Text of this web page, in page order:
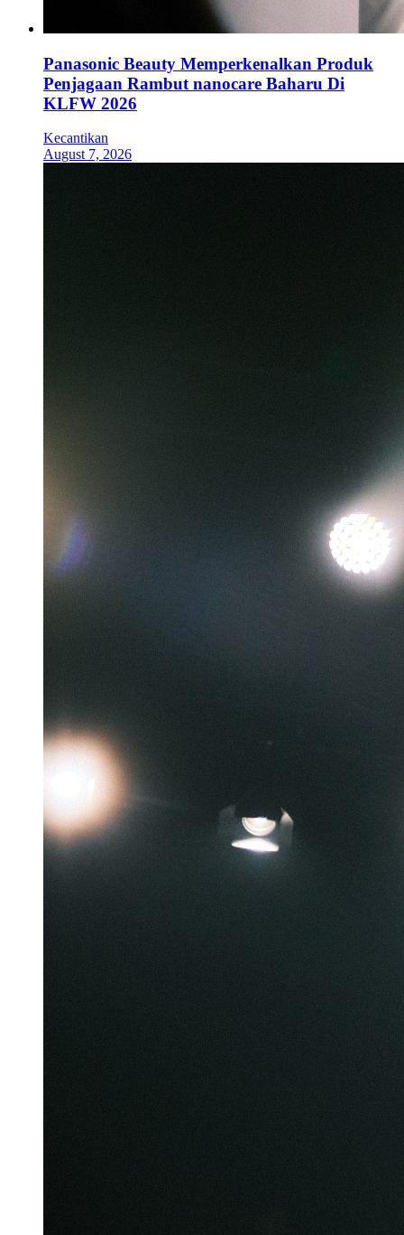
Panasonic Beauty Memperkenalkan Produk
Penjagaan Rambut nanocare Baharu Di
KLFW 2026
Kecantikan
August 7, 2026